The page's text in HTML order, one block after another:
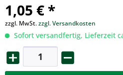
1,05 € *
zzgl. MwSt.zzgl. Versandkosten
Sofort versandfertig, Lieferzeit